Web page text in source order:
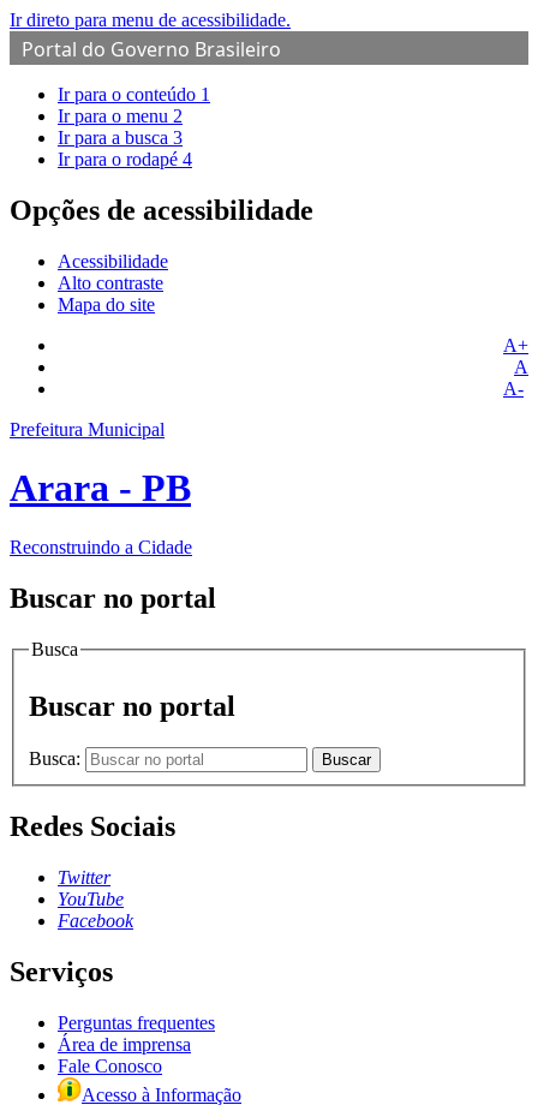
Ir direto para menu de acessibilidade.
Portal do Governo Brasileiro
Ir para o conteúdo 1
Ir para o menu 2
Ir para a busca 3
Ir para o rodapé 4
Opções de acessibilidade
Acessibilidade
Alto contraste
Mapa do site
A+
A
A-
Prefeitura Municipal
Arara - PB
Reconstruindo a Cidade
Buscar no portal
Busca
Buscar no portal
Busca: Buscar
Redes Sociais
Twitter
YouTube
Facebook
Serviços
Perguntas frequentes
Área de imprensa
Fale Conosco
Acesso à Informação